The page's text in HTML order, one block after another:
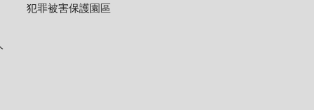
犯罪被害保護園區